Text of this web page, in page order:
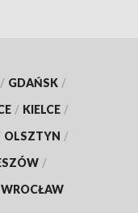
/ GDAŃSK /
/ KIELCE /
OLSZTYN /
/
WROCŁAW